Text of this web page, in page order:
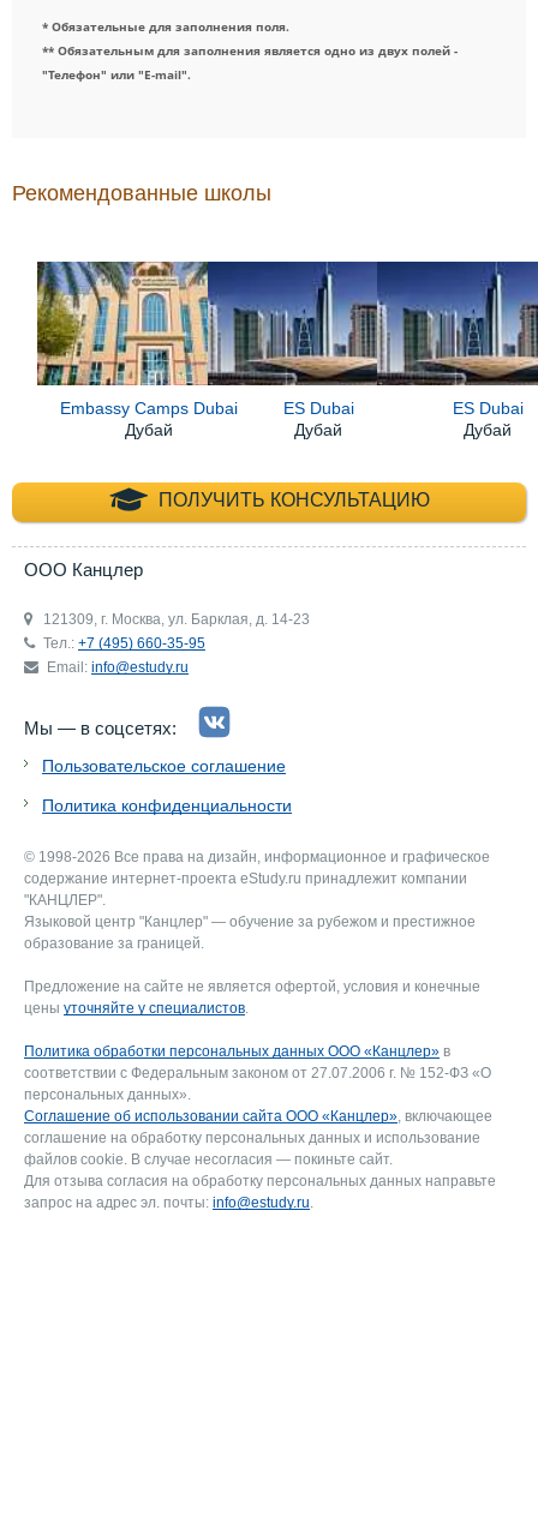
* Обязательные для заполнения поля.
** Обязательным для заполнения является одно из двух полей -
"Телефон" или "E-mail".
Рекомендованные школы
Embassy Camps Dubai
Дубай
ES Dubai
Дубай
ES Dubai
Дубай
ПОЛУЧИТЬ КОНСУЛЬТАЦИЮ
+7 (495) 660-35-
ООО Канцлер
121309, г. Москва, ул. Барклая, д. 14-23
Тел.: +7 (495) 660-35-95
Email: info@estudy.ru
Мы — в соцсетях:
Пользовательское соглашение
Политика конфиденциальности
© 1998-2026 Все права на дизайн, информационное и графическое
содержание интернет-проекта eStudy.ru принадлежит компании
"КАНЦЛЕР".
Языковой центр "Канцлер" — обучение за рубежом и престижное
образование за границей.
Предложение на сайте не является офертой, условия и конечные
цены уточняйте у специалистов.
Политика обработки персональных данных ООО «Канцлер» в
соответствии с Федеральным законом от 27.07.2006 г. № 152-ФЗ «О
персональных данных».
Соглашение об использовании сайта ООО «Канцлер», включающее
соглашение на обработку персональных данных и использование
файлов cookie. В случае несогласия — покиньте сайт.
Для отзыва согласия на обработку персональных данных направьте
запрос на адрес эл. почты: info@estudy.ru.